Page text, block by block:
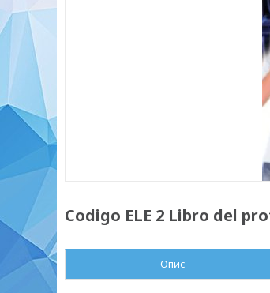
Codigo ELE 2 Libro del
Опис